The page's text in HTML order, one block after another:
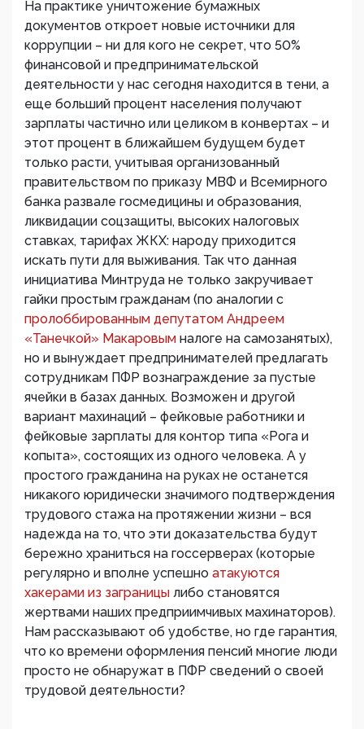
На практике уничтожение бумажных
документов откроет новые источники для
коррупции – ни для кого не секрет, что 50%
финансовой и предпринимательской
деятельности у нас сегодня находится в тени, а
еще больший процент населения получают
зарплаты частично или целиком в конвертах – и
этот процент в ближайшем будущем будет
только расти, учитывая организованный
правительством по приказу МВФ и Всемирного
банка развале госмедицины и образования,
ликвидации соцзащиты, высоких налоговых
ставках, тарифах ЖКХ: народу приходится
искать пути для выживания. Так что данная
инициатива Минтруда не только закручивает
гайки простым гражданам (по аналогии с
пролоббированным депутатом Андреем
«Танечкой» Макаровым налоге на самозанятых),
но и вынуждает предпринимателей предлагать
сотрудникам ПФР вознаграждение за пустые
ячейки в базах данных. Возможен и другой
вариант махинаций – фейковые работники и
фейковые зарплаты для контор типа «Рога и
копыта», состоящих из одного человека. А у
простого гражданина на руках не останется
никакого юридически значимого подтверждения
трудового стажа на протяжении жизни – вся
надежда на то, что эти доказательства будут
бережно храниться на госсерверах (которые
регулярно и вполне успешно атакуются
хакерами из заграницы либо становятся
жертвами наших предприимчивых махинаторов).
Нам рассказывают об удобстве, но где гарантия,
что ко времени оформления пенсий многие люди
просто не обнаружат в ПФР сведений о своей
трудовой деятельности?